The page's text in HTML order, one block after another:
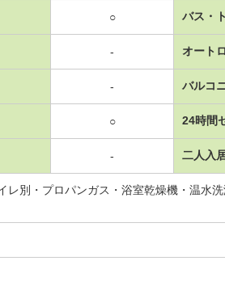
○ バス・
- オート
- バルコ
○ 24時間
- 二人入
レ別・プロパンガス・浴室乾燥機・温水